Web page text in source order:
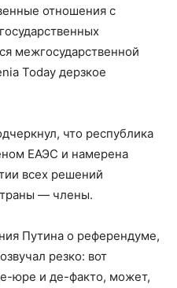
отношения с
межгосударственной
Today дерзкое
что республика
ЕАЭС и намерена
всех решений
— члены.
Путина о референдуме,
резко: вот
юре и де-факто, может,